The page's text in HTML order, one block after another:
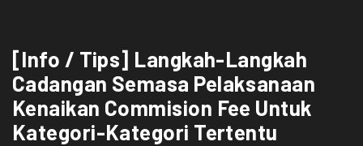
[Info / Tips] Langkah-Langkah
Cadangan Semasa Pelaksanaan
Kenaikan Commision Fee Untuk
Kategori-Kategori Tertentu